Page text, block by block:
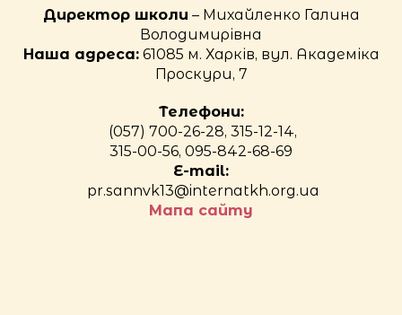
Директор школи – Михайленко Галина
Володимирівна
Наша адреса:61085 м. Харків, вул. Академіка
Проскури, 7
Телефони:
(057) 700-26-28, 315-12-14,
315-00-56, 095-842-68-69
E-mail:
pr.sannvk13@internatkh.org.ua
Мапа сайту